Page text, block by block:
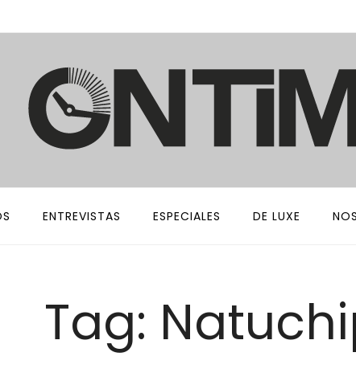
ENTREVISTAS ESPECIALES DE LUXE
Tag: